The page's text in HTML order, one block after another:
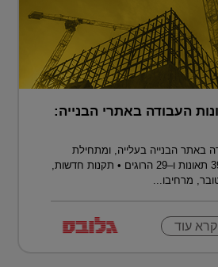
העבודה באתרי הבנייה:
באתר הבנייה בעלייה, ומתחילת
השנה נרשמו כבר 393 תאונות ו–29 הרוגים • תקנות חדשות,
מרחיבו...
קרא עוד